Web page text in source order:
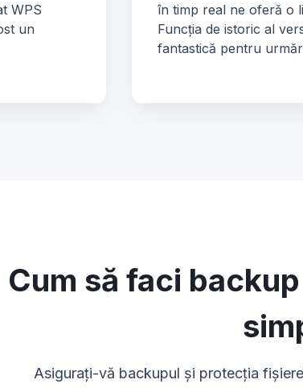
WPS
un
în timp real ne oferă o
Funcția de istoric al
fantastică pentru
Cum să faci
Asigurați-vă backupul și protecția